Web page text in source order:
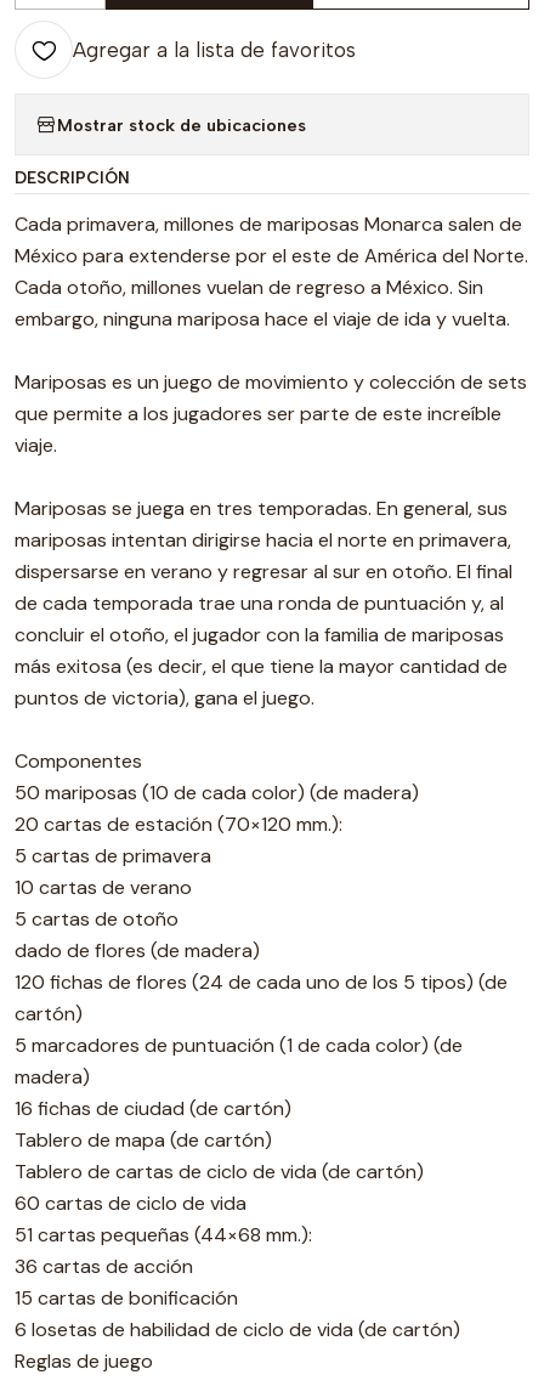
Agregar a la lista de favoritos
Mostrar stock de ubicaciones
DESCRIPCIÓN
Cada primavera, millones de mariposas Monarca salen de
México para extenderse por el este de América del Norte.
Cada otoño, millones vuelan de regreso a México. Sin
embargo, ninguna mariposa hace el viaje de ida y vuelta.
Mariposas es un juego de movimiento y colección de sets
que permite a los jugadores ser parte de este increíble
viaje.
Mariposas se juega en tres temporadas. En general, sus
mariposas intentan dirigirse hacia el norte en primavera,
dispersarse en verano y regresar al sur en otoño. El final
de cada temporada trae una ronda de puntuación y, al
concluir el otoño, el jugador con la familia de mariposas
más exitosa (es decir, el que tiene la mayor cantidad de
puntos de victoria), gana el juego.
Componentes
50 mariposas (10 de cada color) (de madera)
20 cartas de estación (70×120 mm.):
5 cartas de primavera
10 cartas de verano
5 cartas de otoño
dado de flores (de madera)
120 fichas de flores (24 de cada uno de los 5 tipos) (de
cartón)
5 marcadores de puntuación (1 de cada color) (de
madera)
16 fichas de ciudad (de cartón)
Tablero de mapa (de cartón)
Tablero de cartas de ciclo de vida (de cartón)
60 cartas de ciclo de vida
51 cartas pequeñas (44×68 mm.):
36 cartas de acción
15 cartas de bonificación
6 losetas de habilidad de ciclo de vida (de cartón)
Reglas de juego